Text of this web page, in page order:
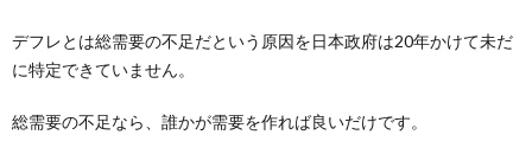
デフレとは総需要の不足だという原因を日本政府は20年かけて未だ
に特定できていません。
総需要の不足なら、誰かが需要を作れば良いだけです。